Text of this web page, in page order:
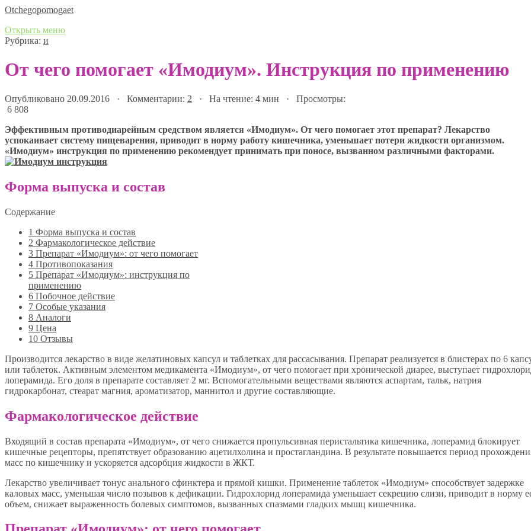
Оtchegopomogaet
Открыть меню
Рубрика: и
От чего помогает «Имодиум». Инструкция по применению
Опубликовано 20.09.2016 · Комментарии: 2 · На чтение: 4 мин · Просмотры:
6 808
Эффективным противодиарейным средством является «Имодиум». От чего помогает этот препарат? Лекарство
успокаивает систему пищеварения, приводит в норму работу кишечника, уменьшает потери жидкости организмом.
«Имодиум» инструкция по применению рекомендует принимать при поносе, вызванном различными факторами.
Форма выпуска и состав
Содержание
1 Форма выпуска и состав
2 Фармакологическое действие
3 Препарат «Имодиум»: от чего помогает
4 Противопоказания
5 Препарат «Имодиум»: инструкция по
применению
6 Побочное действие
7 Особые указания
8 Аналоги
9 Цена
10 Отзывы
Производится лекарство в виде желатиновых капсул и таблетках для рассасывания. Препарат реализуется в блистерах по 6
или таблеток. Активным элементом медикамента «Имодиум», от чего помогает при хронической диарее, выступает
лоперамида. Его доля в препарате составляет 2 мг. Вспомогательными веществами являются аспартам, тальк, натрия
гидрокарбонат, стеарат магния, ароматизатор, маннитол и другие составляющие.
Фармакологическое действие
Входящий в состав препарата «Имодиум», от чего снижается пропульсивная перистальтика кишечника, лоперамид блокирует
кишечные рецепторы, препятствует образованию ацетилхолина и простагландина. В результате повышается период
масс по кишечнику и ускоряется адсорбция жидкости в ЖКТ.
Лекарство увеличивает тонус анального сфинктера и прямой кишки. Применение таблеток «Имодиум» способствует задержке
каловых масс, уменьшая число позывов к дефикации. Гидрохлорид лоперамида уменьшает секрецию слизи, приводит в норму
объем, снижает выраженность болевых симптомов, вызванных спазмами гладких мышц кишечника.